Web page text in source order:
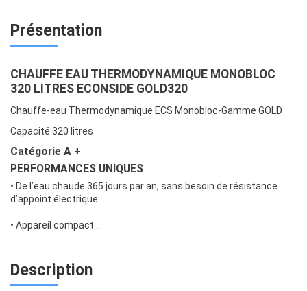
Présentation
CHAUFFE EAU THERMODYNAMIQUE MONOBLOC
320 LITRES ECONSIDE GOLD320
Chauffe-eau Thermodynamique ECS Monobloc-Gamme GOLD
Capacité 320 litres
Catégorie A +
PERFORMANCES UNIQUES
• De l’eau chaude 365 jours par an, sans besoin de résistance
d’appoint électrique.
• Appareil compact ...
Description